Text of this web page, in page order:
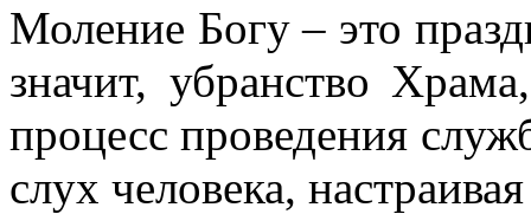
Моление Богу – это
значит, убранство
процесс проведения
слух человека,